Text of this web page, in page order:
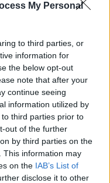
My Personal
to third parties, or
information for
the below opt-out
note that after your
continue seeing
information utilized by
third parties prior to
out of the further
by third parties on the
This information may
on the IAB’s List of
disclose it to other
Toscana iscriviti alla
Arriva gratis tutti i giorni
di posta.
di Libero Venturi